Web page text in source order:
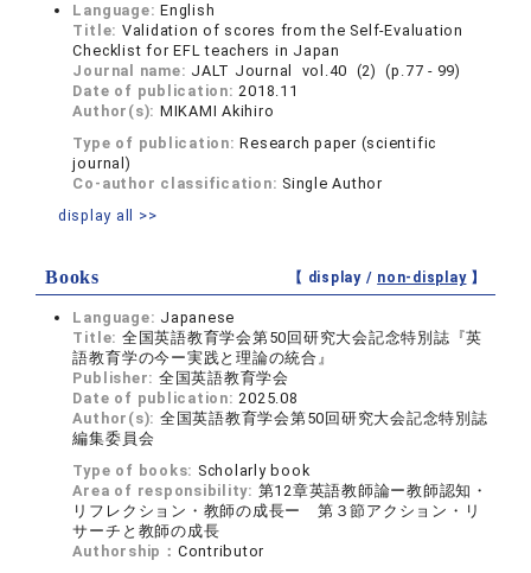
Language:English
Title: Validation of scores from the Self-Evaluation
Checklist for EFL teachers in Japan
Journal name: JALT Journal vol.40 (2) (p.77 - 99)
Date of publication:2018.11
Author(s): MIKAMI Akihiro
Type of publication:Research paper (scientific
journal)
Co-author classification: Single Author
display all >>
Books 【 display / non-display】
Language: Japanese
Title: 全国英語教育学会第50回研究大会記念特別誌『英
語教育学の今ー実践と理論の統合』
Publisher: 全国英語教育学会
Date of publication:2025.08
Author(s): 全国英語教育学会第50回研究大会記念特別誌
編集委員会
Type of books: Scholarly book
Area of responsibility: 第12章英語教師論ー教師認知・
リフレクション・教師の成長ー 第３節アクション・リ
サーチと教師の成長
Authorship： Contributor